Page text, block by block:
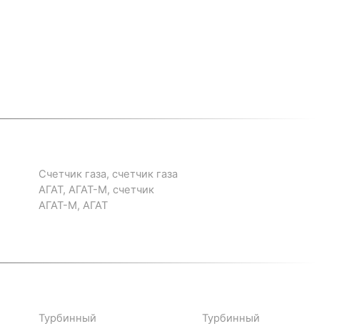
Счетчик газа, счетчик газа
АГАТ, АГАТ-М, счетчик
АГАТ-М, АГАТ
Турбинный
Турбинный